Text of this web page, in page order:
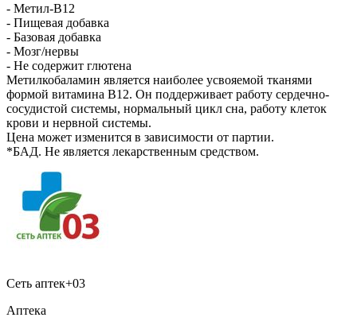
- Метил-B12
- Пищевая добавка
- Базовая добавка
- Мозг/нервы
- Не содержит глютена
Метилкобаламин является наиболее усвояемой тканями
формой витамина B12. Он поддерживает работу сердечно-
сосудистой системы, нормальный цикл сна, работу клеток
крови и нервной системы.
Цена может изменится в зависимости от партии.
*БАД. Не является лекарственным средством.
Сеть аптек+03
Аптека